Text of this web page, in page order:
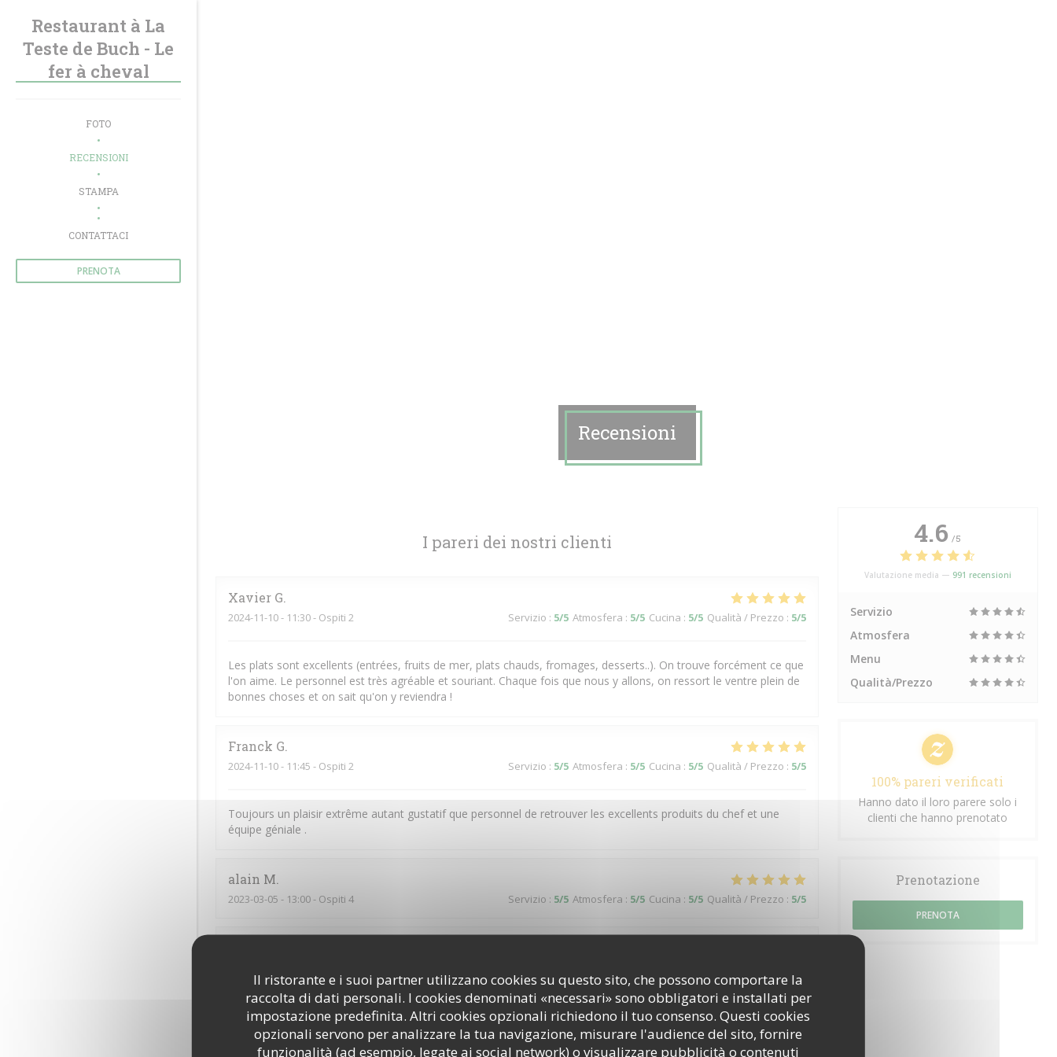
Il ristorante e i suoi partner utilizzano cookies su questo sito, che possono comportare la
raccolta di dati personali. I cookies denominati «necessari» sono obbligatori e installati per
impostazione predefinita. Altri cookies opzionali richiedono il tuo consenso. Questi cookies
opzionali servono per analizzare la tua navigazione, misurare l'audience del sito, fornire
funzionalità (ad esempio, legate ai social network) o visualizzare pubblicità o contenuti
Restaurant à La
Teste de Buch - Le
fer à cheval
FOTO
RECENSIONI
STAMPA
((APRE UNA NUOVA FINESTRA))
CONTATTACI
PRENOTA
Recensioni
I pareri dei nostri clienti
Xavier G
2024-11-10- 11:30 - Ospiti 2 Servizio : 5/5 Atmosfera : 5/5 Cucina : 5/5 Qualità / Prezzo : 5/5
Les plats sont excellents (entrées, fruits de mer, plats chauds, fromages, desserts..). On trouve forcément ce que
l'on aime. Le personnel est très agréable et souriant. Chaque fois que nous y allons, on ressort le ventre plein de
bonnes choses et on sait qu'on y reviendra !
Franck G
2024-11-10- 11:45 - Ospiti 2 Servizio : 5/5 Atmosfera : 5/5 Cucina : 5/5 Qualità / Prezzo : 5/5
Toujours un plaisir extrême autant gustatif que personnel de retrouver les excellents produits du chef et une
équipe géniale .
alain M
2023-03-05 - 13:00 - Ospiti 4 Servizio : 5/5 Atmosfera : 5/5 Cucina : 5/5 Qualità / Prezzo : 5/5
NathalieH
2023-03-05- 11:45 - Ospiti 2 Servizio:4/5 Atmosfera:4/5 Cucina:5/5 Qualità / Prezzo:4/5
4.6 /5
Valutazione media — 991 recensioni
Servizio
Atmosfera
Menu
Qualità/Prezzo
100% pareri verificati
Hanno dato il loro parere solo i
clienti che hanno prenotato
Prenotazione
PRENOTA